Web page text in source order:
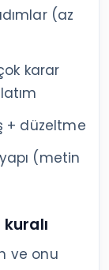
(az
karar
+ düzeltme
(metin
ve onu